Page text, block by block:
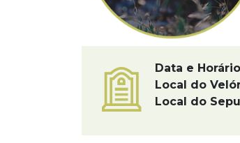
Data e
Local do
Local do